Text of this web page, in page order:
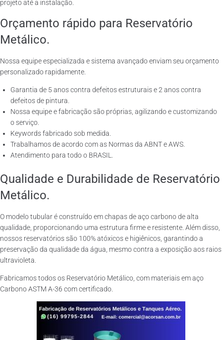
projeto até a instalação.
Orçamento rápido para Reservatório
Metálico.
Nossa equipe especializada e sistema avançado enviam seu orçamento
personalizado rapidamente.
Garantia de 5 anos contra defeitos estruturais e 2 anos contra
defeitos de pintura.
Nossa equipe e fabricação são próprias, agilizando e customizando
o serviço.
Keywords fabricado sob medida.
Trabalhamos de acordo com as Normas da ABNT e AWS.
Atendimento para todo o BRASIL.
Qualidade e Durabilidade de Reservatório
Metálico.
O modelo tubular é construído em chapas de aço carbono de alta
qualidade, proporcionando uma estrutura firme e resistente. Além disso,
nossos reservatórios são 100% atóxicos e higiênicos, garantindo a
preservação da qualidade da água, mesmo contra a exposição aos raios
ultravioleta.
Fabricamos todos os Reservatório Metálico, com materiais em aço
Carbono ASTM A-36 com certificado.